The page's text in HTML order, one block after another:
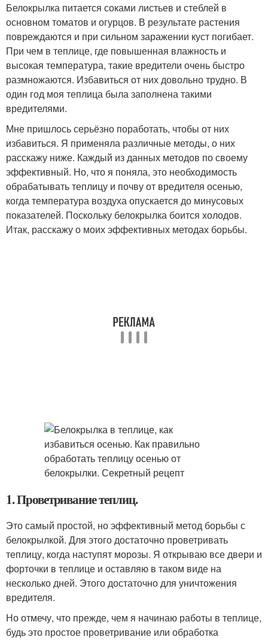
Белокрылка питается соками листьев и стеблей в
основном томатов и огурцов. В результате растения
повреждаются и при сильном заражении куст погибает.
При чем в теплице, где повышенная влажность и
высокая температура, такие вредители очень быстро
размножаются. Избавиться от них довольно трудно. В
один год моя теплица была заполнена такими
вредителями.
Мне пришлось серьёзно поработать, чтобы от них
избавиться. Я применяла различные методы, о них
расскажу ниже. Каждый из данных методов по своему
эффективный. Но, что я поняла, это необходимость
обрабатывать теплицу и почву от вредителя осенью,
когда температура воздуха опускается до минусовых
показателей. Поскольку белокрылка боится холодов.
Итак, расскажу о моих эффективных методах борьбы.
1. Проветривание теплиц.
Это самый простой, но эффективный метод борьбы с
белокрылкой. Для этого достаточно проветривать
теплицу, когда наступят морозы. Я открываю все двери и
форточки в теплице и оставляю в таком виде на
несколько дней. Этого достаточно для уничтожения
вредителя.
Но отмечу, что прежде, чем я начинаю работы в теплице,
будь это простое проветривание или обработка